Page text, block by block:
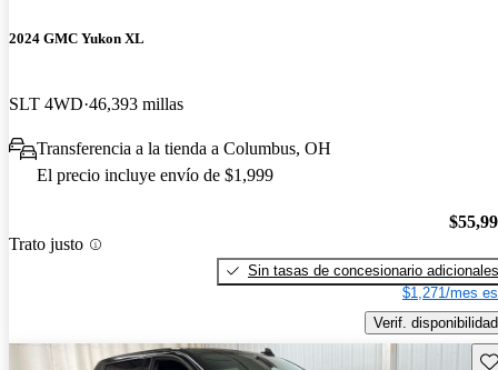
2024 GMC Yukon XL
SLT 4WD 46,393 millas
Transferencia a la tienda a Columbus, OH
El precio incluye envío de $1,999
Trato justo
Sin tasas de concesionario adicionales
$1,271/mes
Verif. disponibilidad